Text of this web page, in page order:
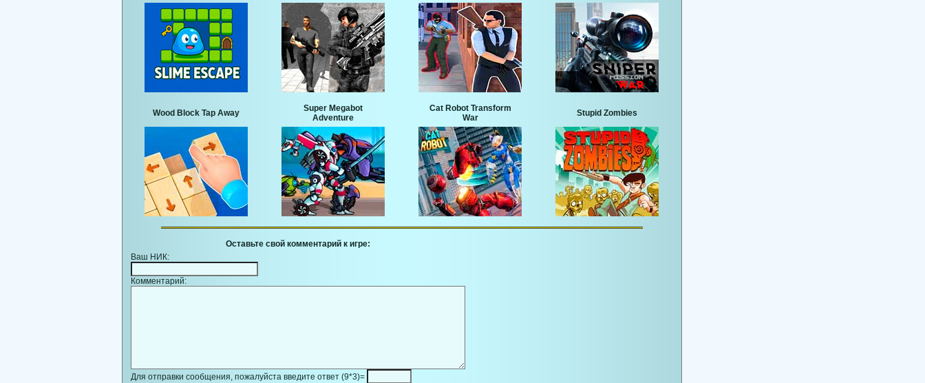
Wood Block Tap Away
Super Megabot
Adventure
Cat Robot Transform
War
Stupid Zombies
Оставьте свой комментарий к игре:
Ваш НИК:
Комментарий:
Для отправки сообщения, пожалуйста введите ответ (9*3)=